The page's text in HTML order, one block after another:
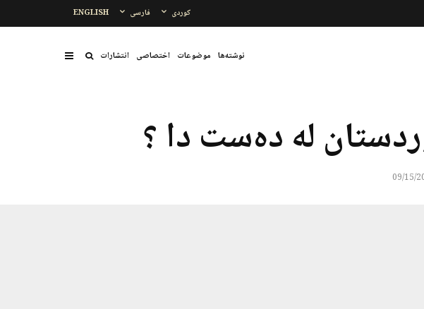
ENGLISH فارسی کوردی
نوشتەها موضوعات اختصاصی انتشارات
له دەست دا ؟
09/15/